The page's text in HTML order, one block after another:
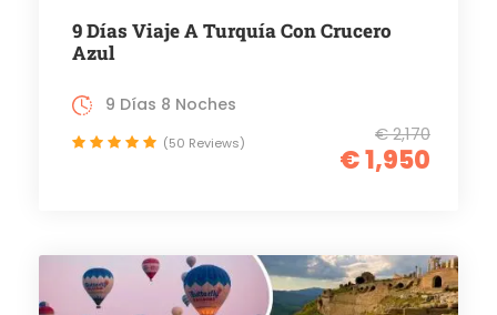
9 Días Viaje A Turquía Con Crucero
Azul
€ 2,170
€ 1,950
9 Días 8 Noches
(50 Reviews)